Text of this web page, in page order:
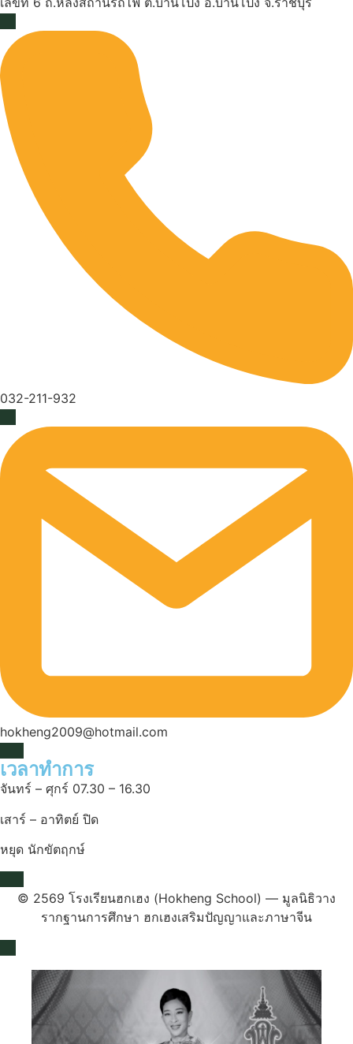
032-211-932
hokheng2009@hotmail.com
เวลาทำการ
จันทร์ – ศุกร์ 07.30 – 16.30
เสาร์ – อาทิตย์ ปิด
หยุด นักขัตฤกษ์
© 2569 โรงเรียนฮกเฮง (Hokheng School) — มูลนิธิวาง
รากฐานการศึกษา ฮกเฮงเสริมปัญญาและภาษาจีน